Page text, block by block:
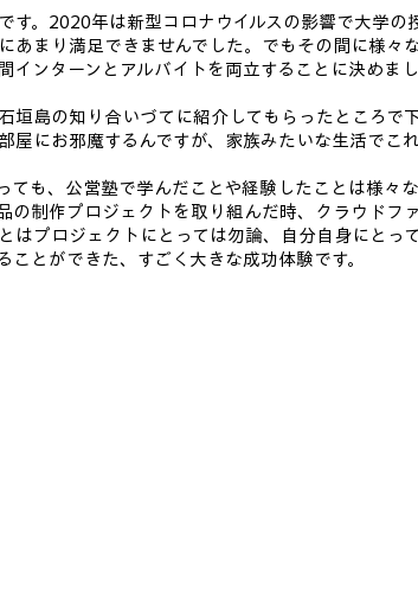
す。2020年は新型コロナウイルスの影響で大学の
あまり満足できませんでした。でもその間に様々
インターンとアルバイトを両立することに決めまし
垣島の知り合いづてに紹介してもらったところで
屋にお邪魔するんですが、家族みたいな生活でこれ
ても、公営塾で学んだことや経験したことは様々
の制作プロジェクトを取り組んだ時、クラウドフ
はプロジェクトにとっては勿論、自分自身にとっ
ことができた、すごく大きな成功体験です。